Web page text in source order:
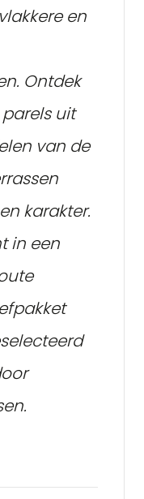
en
Ontdek
uit
van de
karakter.
in een